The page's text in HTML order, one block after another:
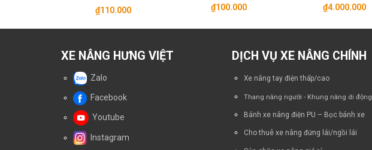
₫110.000 ₫100.000 ₫4.000.000
XE NÂNG HƯNG VIỆT
Zalo
Facebook
Youtube
Instagram
DỊCH VỤ XE NÂNG CHÍNH
Xe nâng tay điện thấp/cao
Thang nâng người - Khung nâng di động
Bánh xe nâng điện PU – Bọc bánh xe
Cho thuê xe nâng đứng lái/ngồi lái